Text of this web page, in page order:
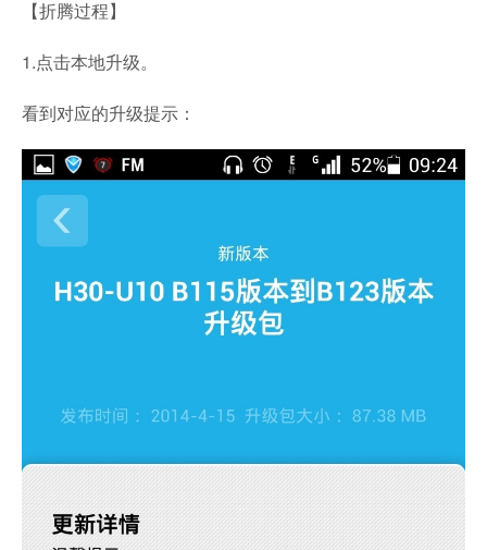
【折腾过程】
1.点击本地升级。
看到对应的升级提示：